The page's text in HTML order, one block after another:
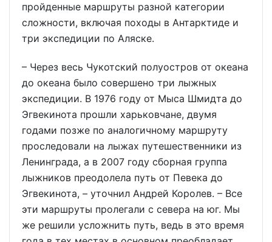
пройденные маршруты разной категории
сложности, включая походы в Антарктиде и
три экспедиции по Аляске.
– Через весь Чукотский полуостров от океана
до океана было совершено три лыжных
экспедиции. В 1976 году от Мыса Шмидта до
Эгвекинота прошли харьковчане, двумя
годами позже по аналогичному маршруту
проследовали на лыжах путешественники из
Ленинграда, а в 2007 году сборная группа
лыжников преодолела путь от Певека до
Эгвекинота, – уточнил Андрей Королев. – Все
эти маршруты пролегали с севера на юг. Мы
же решили усложнить путь, ведь в это время